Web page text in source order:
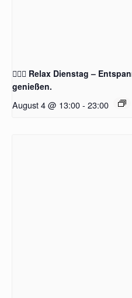
🧖‍♂️✨ Relax Dienstag –
genießen.
August 4 @ 13:00- 23:00